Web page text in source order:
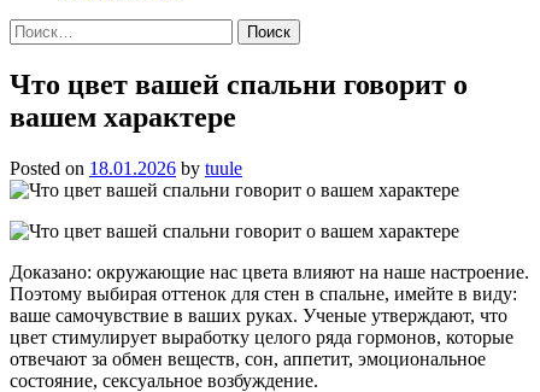
Найти:
Что цвет вашей спальни говорит о
вашем характере
Posted on 18.01.2026 by tuule
Доказано: окружающие нас цвета влияют на наше настроение.
Поэтому выбирая оттенок для стен в спальне, имейте в виду:
ваше самочувствие в ваших руках. Ученые утверждают, что
цвет стимулирует выработку целого ряда гормонов, которые
отвечают за обмен веществ, сон, аппетит, эмоциональное
состояние, сексуальное возбуждение.